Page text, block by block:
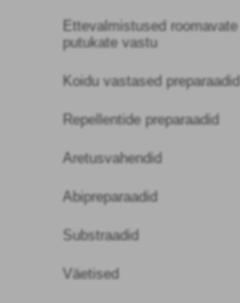
Ettevalmistused roomavate
putukate vastu
Koidu vastased preparaadid
Repellentide preparaadid
Aretusvahendid
Abipreparaadid
Substraadid
Väetised